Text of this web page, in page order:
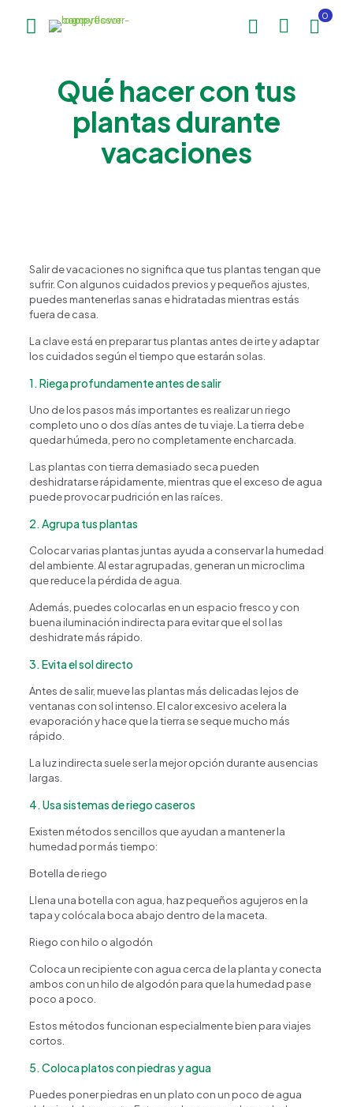
0
Qué hacer con tus
plantas durante
vacaciones
Salir de vacaciones no significa que tus plantas tengan que
sufrir. Con algunos cuidados previos y pequeños ajustes,
puedes mantenerlas sanas e hidratadas mientras estás
fuera de casa.
La clave está en preparar tus plantas antes de irte y adaptar
los cuidados según el tiempo que estarán solas.
1. Riega profundamente antes de salir
Uno de los pasos más importantes es realizar un riego
completo uno o dos días antes de tu viaje. La tierra debe
quedar húmeda, pero no completamente encharcada.
Las plantas con tierra demasiado seca pueden
deshidratarse rápidamente, mientras que el exceso de agua
puede provocar pudrición en las raíces.
2. Agrupa tus plantas
Colocar varias plantas juntas ayuda a conservar la humedad
del ambiente. Al estar agrupadas, generan un microclima
que reduce la pérdida de agua.
Además, puedes colocarlas en un espacio fresco y con
buena iluminación indirecta para evitar que el sol las
deshidrate más rápido.
3. Evita el sol directo
Antes de salir, mueve las plantas más delicadas lejos de
ventanas con sol intenso. El calor excesivo acelera la
evaporación y hace que la tierra se seque mucho más
rápido.
La luz indirecta suele ser la mejor opción durante ausencias
largas.
4. Usa sistemas de riego caseros
Existen métodos sencillos que ayudan a mantener la
humedad por más tiempo:
Botella de riego
Llena una botella con agua, haz pequeños agujeros en la
tapa y colócala boca abajo dentro de la maceta.
Riego con hilo o algodón
Coloca un recipiente con agua cerca de la planta y conecta
ambos con un hilo de algodón para que la humedad pase
poco a poco.
Estos métodos funcionan especialmente bien para viajes
cortos.
5. Coloca platos con piedras y agua
Puedes poner piedras en un plato con un poco de agua
Happy Flower
¿En qué podemos ayudarte?